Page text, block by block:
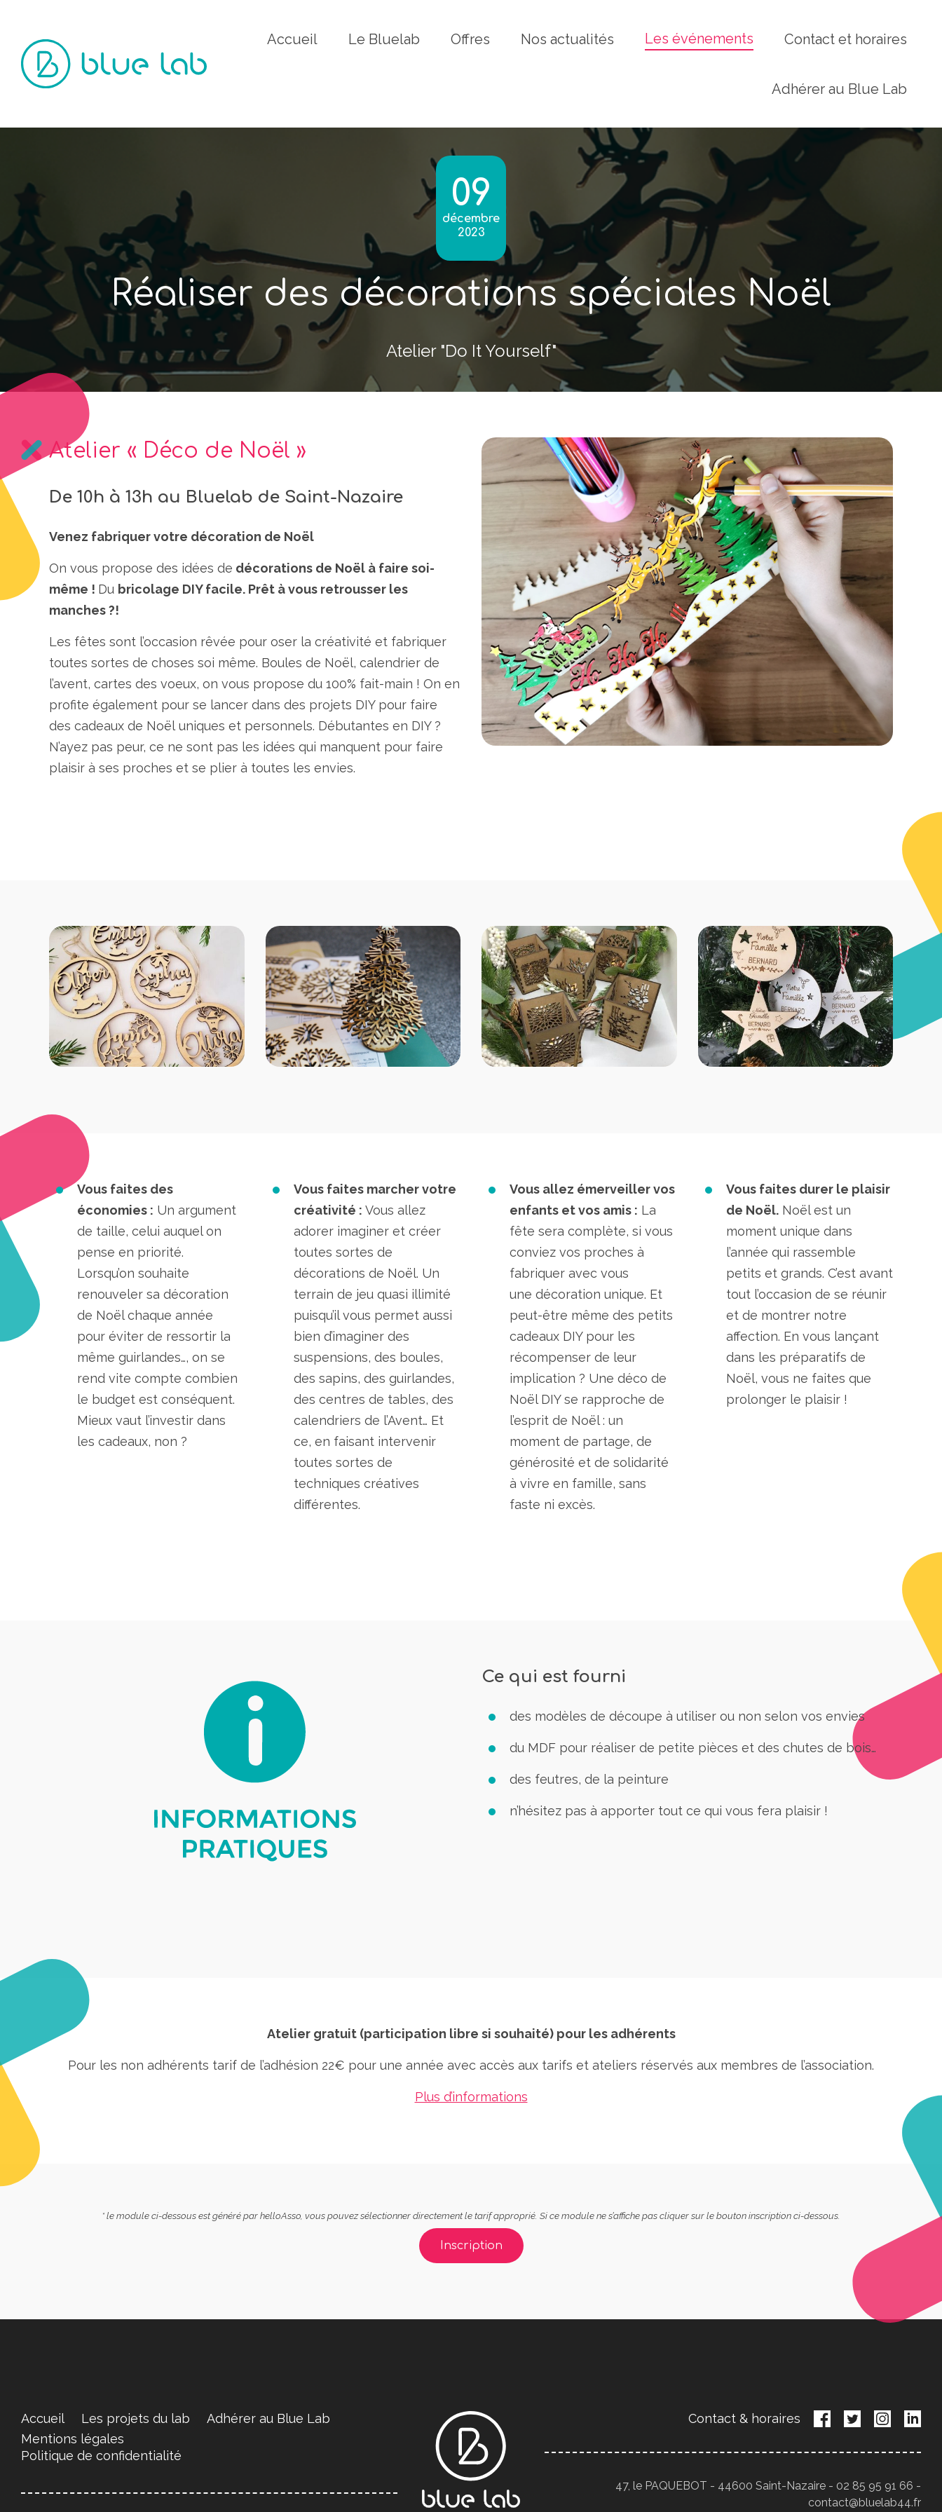
Accueil Le Bluelab Offres Nos actualités Les événements Contact et horaires
Adhérer au Blue Lab
09
décembre
2023
Réaliser des décorations spéciales Noël
Atelier "Do It Yourself"
Atelier « Déco de Noël »
De 10h à 13h au Bluelab de Saint-Nazaire
Venez fabriquer votre décoration de Noël
On vous propose des idées de décorations de Noël à faire soi-
même ! Du bricolage DIY facile. Prêt à vous retrousser les
manches ?!
Les fêtes sont l’occasion rêvée pour oser la créativité et fabriquer
toutes sortes de choses soi même. Boules de Noël, calendrier de
l’avent, cartes des voeux, on vous propose du 100% fait-main ! On en
profite également pour se lancer dans des projets DIY pour faire
des cadeaux de Noël uniques et personnels. Débutantes en DIY ?
N’ayez pas peur, ce ne sont pas les idées qui manquent pour faire
plaisir à ses proches et se plier à toutes les envies.
Vous faites des
économies : Un argument
de taille, celui auquel on
pense en priorité.
Lorsqu’on souhaite
renouveler sa décoration
de Noël chaque année
pour éviter de ressortir la
même guirlandes…, on se
rend vite compte combien
le budget est conséquent.
Mieux vaut l’investir dans
les cadeaux, non ?
Vous faites marcher votre
créativité : Vous allez
adorer imaginer et créer
toutes sortes de
décorations de Noël. Un
terrain de jeu quasi illimité
puisqu’il vous permet aussi
bien d’imaginer des
suspensions, des boules,
des sapins, des guirlandes,
des centres de tables, des
calendriers de l’Avent… Et
ce, en faisant intervenir
toutes sortes de
techniques créatives
différentes.
Vous allez émerveiller vos
enfants et vos amis : La
fête sera complète, si vous
conviez vos proches à
fabriquer avec vous
une décoration unique. Et
peut-être même des petits
cadeaux DIY pour les
récompenser de leur
implication ? Une déco de
Noël DIY se rapproche de
l’esprit de Noël : un
moment de partage, de
générosité et de solidarité
à vivre en famille, sans
faste ni excès.
Vous faites durer le plaisir
de Noël.Noël est un
moment unique dans
l’année qui rassemble
petits et grands. C’est avant
tout l’occasion de se réunir
et de montrer notre
affection. En vous lançant
dans les préparatifs de
Noël, vous ne faites que
prolonger le plaisir !
Ce qui est fourni
des modèles de découpe à utiliser ou non selon vos envies
du MDF pour réaliser de petite pièces et des chutes de bois…
des feutres, de la peinture
n’hésitez pas à apporter tout ce qui vous fera plaisir !
Atelier gratuit (participation libre si souhaité) pour les adhérents
Pour les non adhérents tarif de l’adhésion 22€ pour une année avec accès aux tarifs et ateliers réservés aux membres de l’association.
Plus d’informations
* le module ci-dessous est généré par helloAsso, vous pouvez sélectionner directement le tarif approprié. Si ce module ne s’affiche pas cliquer sur le bouton inscription ci-dessous.
Inscription
Accueil Les projets du lab
Adhérer au Blue Lab
Mentions légales
Politique de confidentialité
Contact & horaires
47, le PAQUEBOT - 44600 Saint-Nazaire - 02 85 95 91 66 -
contact@bluelab44.fr